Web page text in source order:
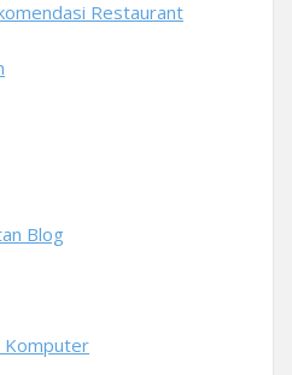
Restaurant
Blog
Komputer